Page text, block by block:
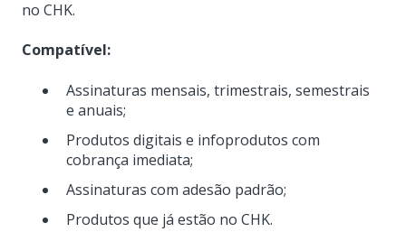
no CHK.
Compatível:
Assinaturas mensais, trimestrais, semestrais
e anuais;
Produtos digitais e infoprodutos com
cobrança imediata;
Assinaturas com adesão padrão;
Produtos que já estão no CHK.